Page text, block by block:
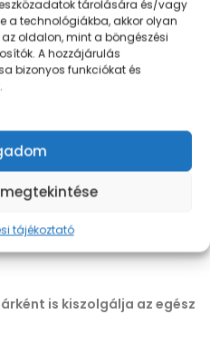
tárolására és/vagy
a technológiákba, akkor olyan
oldalon, mint a böngészési
A hozzájárulás
bizonyos funkciókat és
tájékoztató
egész nyaralásra?
is kiszolgálja az egész